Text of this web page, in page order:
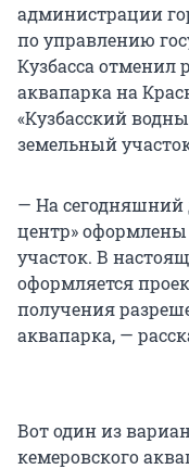
администрации
по управлению
Кузбасса отменил
аквапарка на
«Кузбасский
земельный
— На сегодняшний
центр»
участок. В
оформляется
получения
аквапарка, —
Вот один из
кемеровского